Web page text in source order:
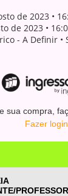
de 2023 •
de 2023 •
- A Definir •
sua compra,
Fazer login